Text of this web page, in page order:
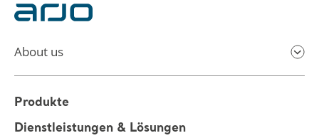
About us
Produkte
Dienstleistungen & Lösungen